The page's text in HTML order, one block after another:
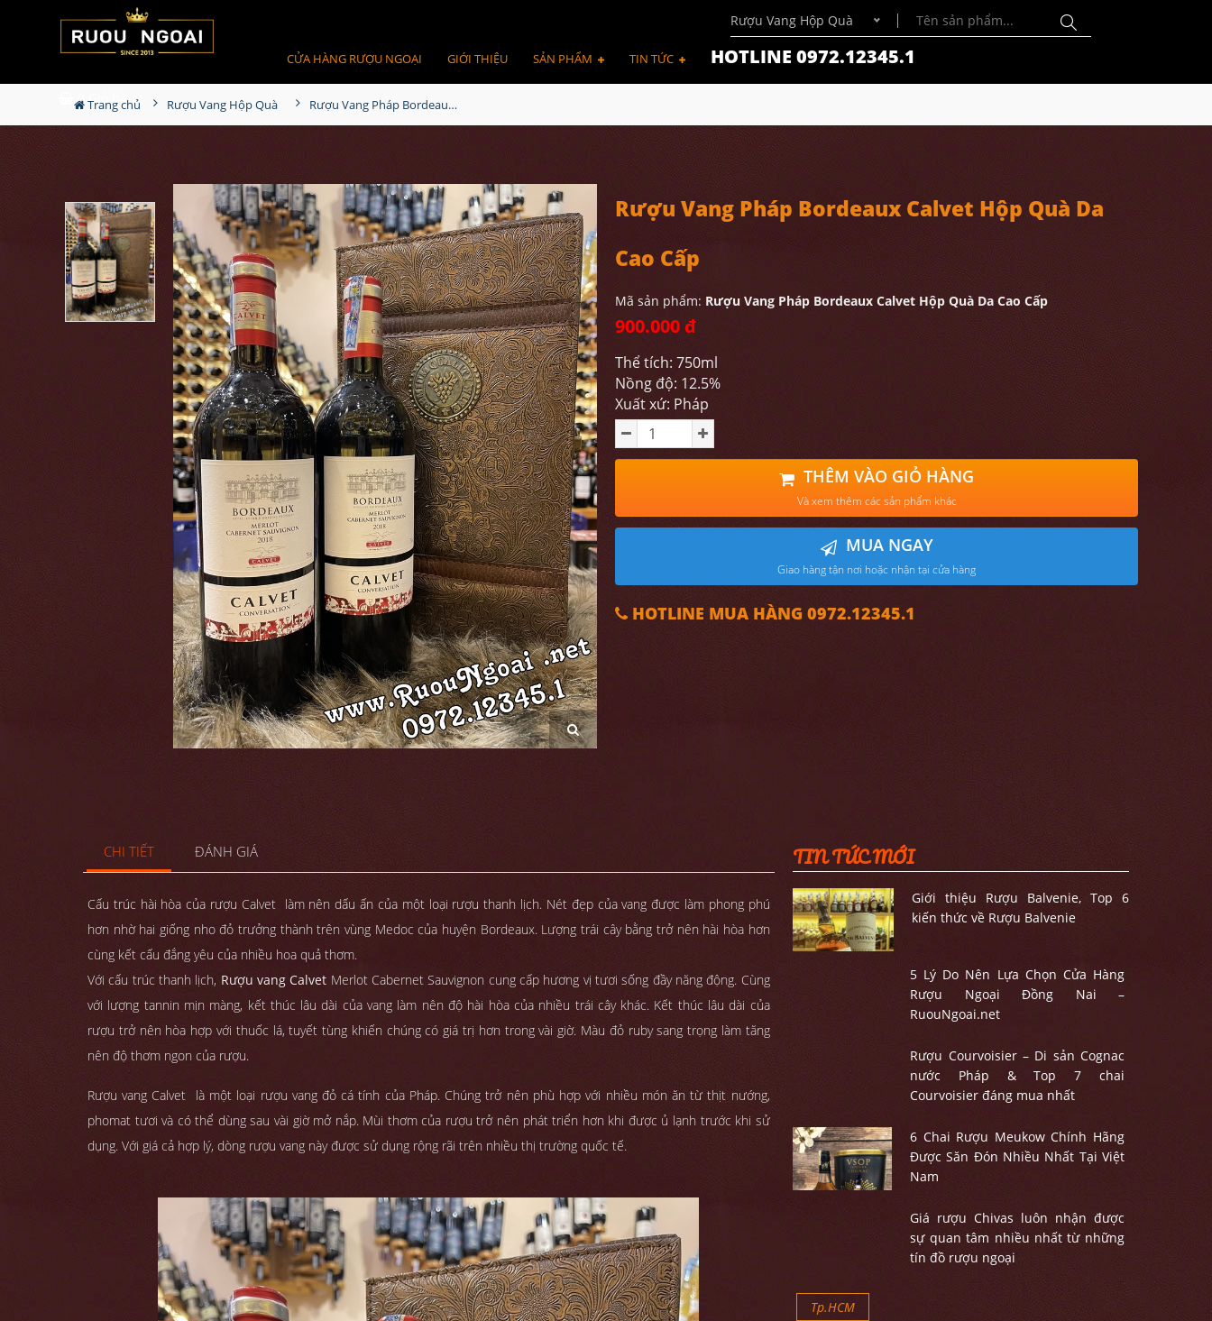
Rượu Vang Hộp Quà
CỬA HÀNG RƯỢU NGOẠI GIỚI THIỆU SẢN PHẨM TIN TỨC HOTLINE 0972.12345.1
0 Giỏ hàng
Trang chủ Rượu Vang Hộp Quà Rượu Vang Pháp Bordeaux Calvet Hộp Quà Da Cao Cấp
Rượu Vang Pháp Bordeaux Calvet Hộp Quà Da
Cao Cấp
Mã sản phẩm: Rượu Vang Pháp Bordeaux Calvet Hộp Quà Da Cao Cấp
900.000 đ
Thể tích: 750ml
Nồng độ: 12.5%
Xuất xứ: Pháp
THÊM VÀO GIỎ HÀNG
Và xem thêm các sản phẩm khác
MUA NGAY
Giao hàng tận nơi hoặc nhận tại cửa hàng
HOTLINE MUA HÀNG 0972.12345.1
CHI TIẾT ĐÁNH GIÁ
Cấu trúc hài hòa của rượu Calvet làm nên dấu ấn của một loại rượu thanh lịch. Nét đẹp của vang được làm phong phú
hơn nhờ hai giống nho đỏ trưởng thành trên vùng Medoc của huyện Bordeaux. Lượng trái cây bằng trở nên hài hòa hơn
cùng kết cấu đắng yêu của nhiều hoa quả thơm.
Với cấu trúc thanh lịch, Rượu vang Calvet Merlot Cabernet Sauvignon cung cấp hương vị tươi sống đầy năng động. Cùng
với lượng tannin mịn màng, kết thúc lâu dài của vang làm nên độ hài hòa của nhiều trái cây khác. Kết thúc lâu dài của
rượu trở nên hòa hợp với thuốc lá, tuyết tùng khiến chúng có giá trị hơn trong vài giờ. Màu đỏ ruby sang trọng làm tăng
nên độ thơm ngon của rượu.
Rượu vang Calvet là một loại rượu vang đỏ cá tính của Pháp. Chúng trở nên phù hợp với nhiều món ăn từ thịt nướng,
phomat tươi và có thể dùng sau vài giờ mở nắp. Mùi thơm của rượu trở nên phát triển hơn khi được ủ lạnh trước khi sử
dụng. Với giá cả hợp lý, dòng rượu vang này được sử dụng rộng rãi trên nhiều thị trường quốc tế.
TIN TỨC MỚI
Giới thiệu Rượu Balvenie, Top 6
kiến thức về Rượu Balvenie
5 Lý Do Nên Lựa Chọn Cửa Hàng
Rượu Ngoại Đồng Nai –
RuouNgoai.net
Rượu Courvoisier – Di sản Cognac
nước Pháp & Top 7 chai
Courvoisier đáng mua nhất
6 Chai Rượu Meukow Chính Hãng
Được Săn Đón Nhiều Nhất Tại Việt
Nam
Giá rượu Chivas luôn nhận được
sự quan tâm nhiều nhất từ những
tín đồ rượu ngoại
Tp.HCM